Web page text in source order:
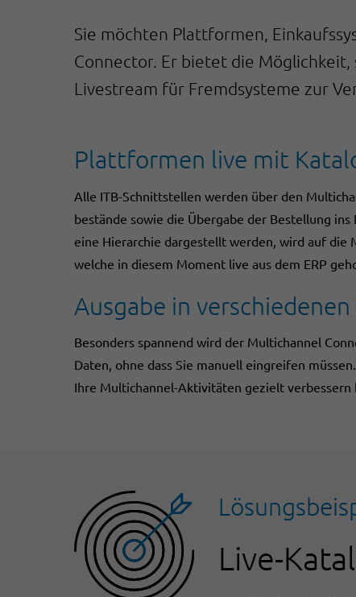
Sie möchten Plattformen,
Connector. Er bietet die
Livestream für Fremdsysteme zur
Plattformen live mit
Alle ITB-Schnittstellen werden über den
bestände sowie die Übergabe der Bestellung
eine Hierarchie dargestellt werden, wird auf die
welche in diesem Moment live aus dem ERP
Ausgabe in verschiedenen
Besonders spannend wird der Multichannel
Daten, ohne dass Sie manuell eingreifen
Ihre Multichannel-Aktivitäten gezielt verbessern
Live-